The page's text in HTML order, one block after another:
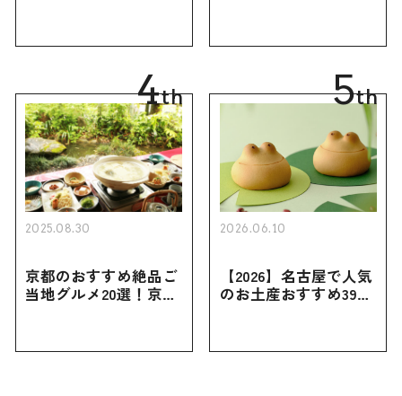
買えない限定品、女性
き用、女性向けまで幅
4th
2025.08.30
京都のおすすめ絶品ご
当地グルメ20選！京都
5th
2026.06.10
【2026】名古屋で人気
のお土産おすすめ39選
お土産・ばらまき用ま